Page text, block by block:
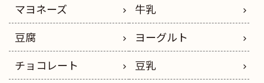
マヨネーズ
牛乳
豆腐
ヨーグルト
チョコレート
豆乳